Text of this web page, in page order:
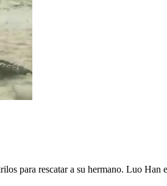
para rescatar a su hermano. Luo Han